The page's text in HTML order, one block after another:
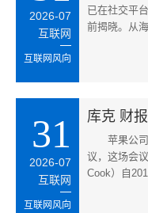
2026-07
互联网
互联网风向
已在社交平
前揭晓。从
31
2026-07
互联网
互联网风向
库克 财
苹果公
议，这场会
Cook）自